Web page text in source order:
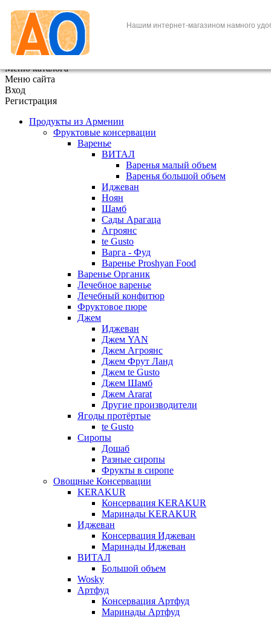
Нашим интернет-магазином намного
+7 (495) 646-888-1
В корзине 0 товаров
Меню каталога
Меню сайта
Вход
Регистрация
Продукты из Армении
Фруктовые консервации
Варенье
ВИТАЛ
Варенья малый объем
Варенья большой объем
Иджеван
Ноян
Шамб
Сады Арагаца
Агроянс
te Gusto
Варга - Фуд
Варенье Proshyan Food
Варенье Органик
Лечебное варенье
Лечебный конфитюр
Фруктовое пюре
Джем
Иджеван
Джем YAN
Джем Агроянс
Джем Фрут Ланд
Джем te Gusto
Джем Шамб
Джем Ararat
Другие производители
Ягоды протёртые
te Gusto
Сиропы
Дошаб
Разные сиропы
Фрукты в сиропе
Овощные Консервации
KERAKUR
Консервация KERAKUR
Маринады KERAKUR
Иджеван
Консервация Иджеван
Маринады Иджеван
ВИТАЛ
Большой объем
Wosky
Артфуд
Консервация Артфуд
Маринады Артфуд